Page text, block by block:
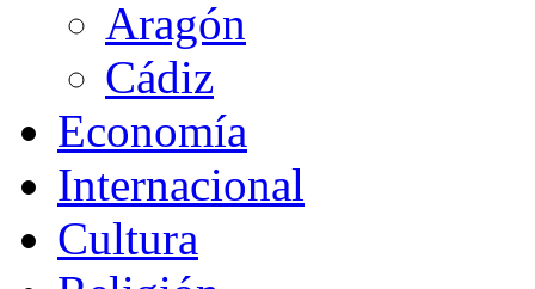
Aragón
Cádiz
Economía
Internacional
Cultura